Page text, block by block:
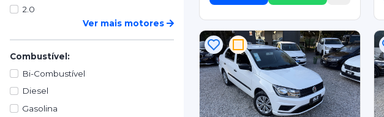
2.0
Ver mais motores
Combustível:
Bi-Combustível
Diesel
Gasolina